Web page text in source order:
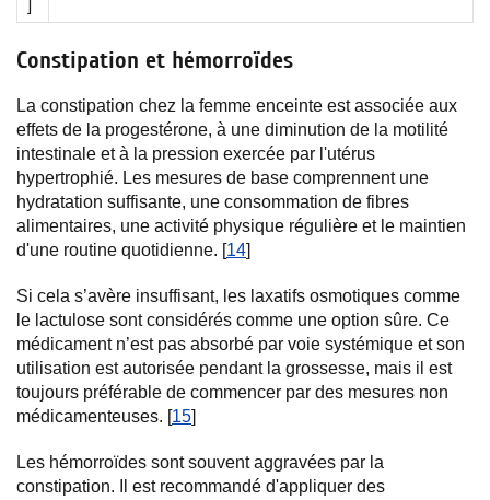
Constipation et hémorroïdes
La constipation chez la femme enceinte est associée aux
effets de la progestérone, à une diminution de la motilité
intestinale et à la pression exercée par l'utérus
hypertrophié. Les mesures de base comprennent une
hydratation suffisante, une consommation de fibres
alimentaires, une activité physique régulière et le maintien
d'une routine quotidienne. [14]
Si cela s’avère insuffisant, les laxatifs osmotiques comme
le lactulose sont considérés comme une option sûre. Ce
médicament n’est pas absorbé par voie systémique et son
utilisation est autorisée pendant la grossesse, mais il est
toujours préférable de commencer par des mesures non
médicamenteuses. [15]
Les hémorroïdes sont souvent aggravées par la
constipation. Il est recommandé d'appliquer des